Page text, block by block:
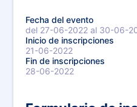
Fecha del evento
del 27-06-2022 al 30-06-
Inicio de inscripciones
21-06-2022
Fin de inscripciones
28-06-2022